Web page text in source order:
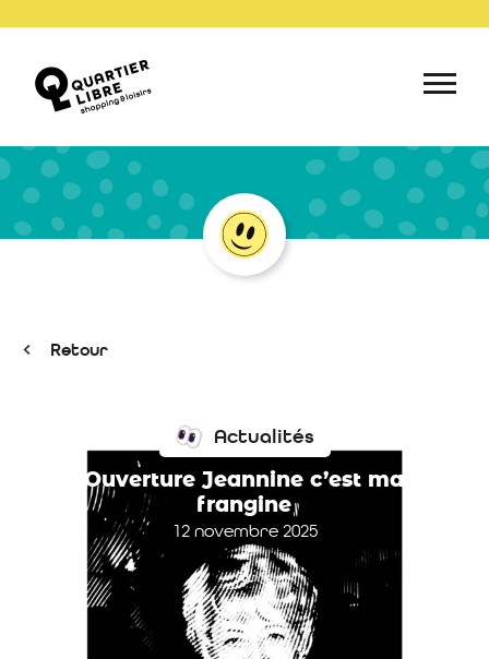
Retour
Actualités
Ouverture Jeannine c’est ma
frangine
12 novembre 2025